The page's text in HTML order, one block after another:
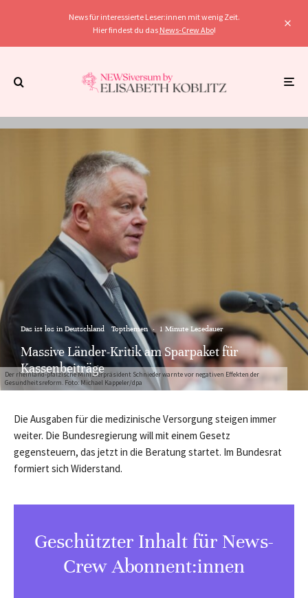
News für interessierte Leser:innen mit wenig Zeit.
Hier findest du das News-Crew Abo!
Der rheinland-pfälzische Ministerpräsident Schnieder warnte vor negativen Effekten der
Gesundheitsreform. Foto: Michael Kappeler/dpa
Das ist los in Deutschland Topthemen · 1 Minute Lesedauer
Massive Länder-Kritik am Sparpaket für
Kassenbeiträge
Die Ausgaben für die medizinische Versorgung steigen immer
weiter. Die Bundesregierung will mit einem Gesetz
gegensteuern, das jetzt in die Beratung startet. Im Bundesrat
formiert sich Widerstand.
Geschützter Inhalt für News-
Crew Abonnent:innen